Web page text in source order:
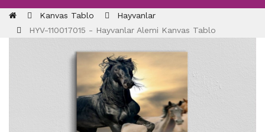
Kanvas Tablo
Hayvanlar
HYV-110017015 - Hayvanlar Alemi Kanvas Tablo